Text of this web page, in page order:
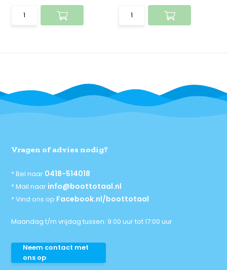
Vragen of advies nodig?
* Bel naar 0418-514018
* Mail naar info@boottotaal.nl
* Vind ons op Facebook.nl/boottotaal
Maandag t/m vrijdag tussen: 9:00 uur tot 17:00 uur
Neem contact met
ons op